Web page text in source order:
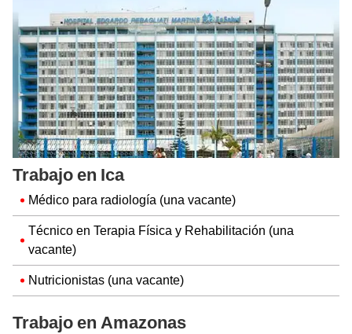
Trabajo en Ica
Médico para radiología (una vacante)
Técnico en Terapia Física y Rehabilitación (una
vacante)
Nutricionistas (una vacante)
Trabajo en Amazonas